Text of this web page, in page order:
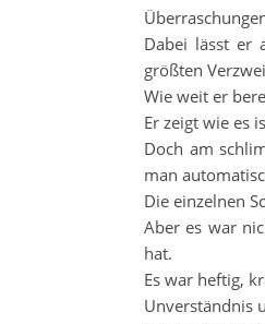
Dabei lässt er
größten
Wie weit er
Er zeigt wie es
Doch am
man
Die einzelnen
Aber es war
hat.
Es war heftig,
Unverständnis